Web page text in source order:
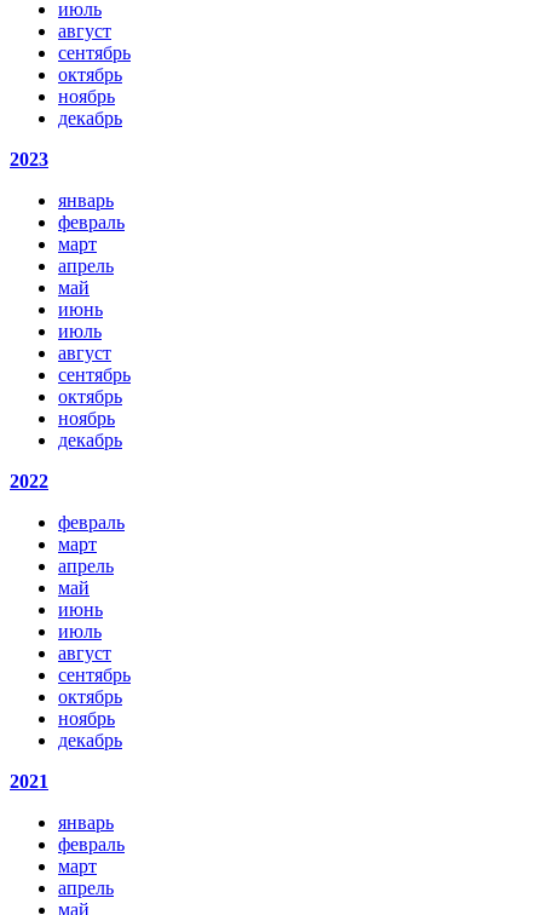
июль
август
сентябрь
октябрь
ноябрь
декабрь
2023
январь
февраль
март
апрель
май
июнь
июль
август
сентябрь
октябрь
ноябрь
декабрь
2022
февраль
март
апрель
май
июнь
июль
август
сентябрь
октябрь
ноябрь
декабрь
2021
январь
февраль
март
апрель
май